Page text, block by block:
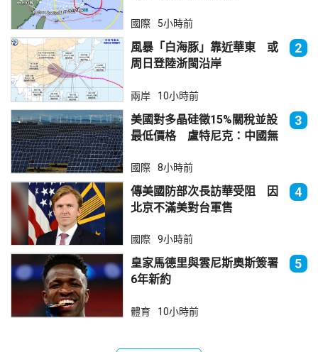
國際 5小時前
風暴「白海豚」靠近華東 或
周日登陸浙閩沿岸
2
兩岸 10小時前
美國對多晶硅徵15%關稅並設
最低價格 盧特尼克：中國無
3
國際 8小時前
傳美國防部次長訪華受阻 因
北京不滿美對台軍售
4
國際 9小時前
皇家馬德里與雲尼斯奧斯簽署
6年新約
5
體育 10小時前